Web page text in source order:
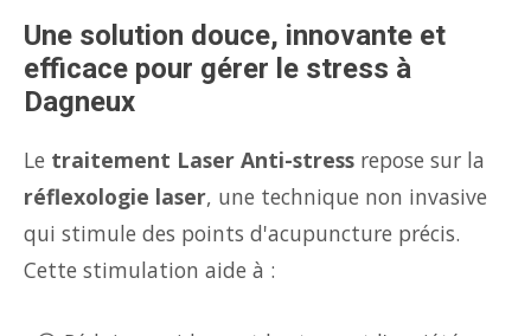
Une solution douce, innovante et
efficace pour gérer le stress à
Dagneux
Le traitement Laser Anti-stress repose sur la
réflexologie laser, une technique non invasive
qui stimule des points d'acupuncture précis.
Cette stimulation aide à :